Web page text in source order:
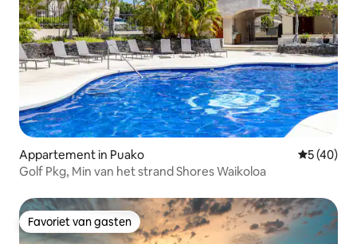
Appartement in Puako
5 (40)
Golf Pkg, Min van het strand Shores Waikoloa
Favoriet van gasten
Favoriet van gasten